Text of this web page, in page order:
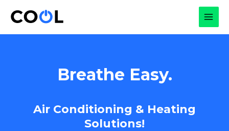
Breathe Easy.
Air Conditioning & Heating
Solutions!